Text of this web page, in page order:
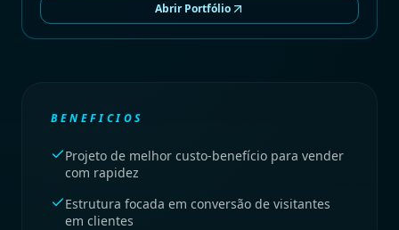
Abrir Portfólio
BENEFICIOS
Projeto de melhor custo-benefício para vender
com rapidez
Estrutura focada em conversão de visitantes
em clientes